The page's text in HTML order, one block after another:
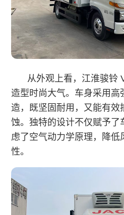
从外观上看，江淮骏铃
造型时尚大气。车身采用高
造，既坚固耐用，又能有效
蚀。独特的设计不仅赋予了
虑了空气动力学原理，降低
性。